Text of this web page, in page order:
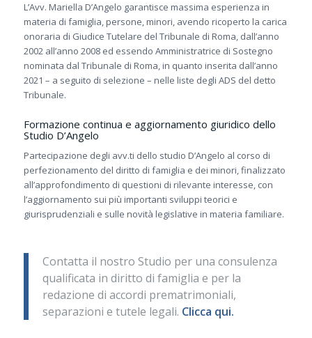
L’Avv. Mariella D’Angelo garantisce massima esperienza in
materia di famiglia, persone, minori, avendo ricoperto la carica
onoraria di Giudice Tutelare del Tribunale di Roma, dall’anno
2002 all’anno 2008 ed essendo Amministratrice di Sostegno
nominata dal Tribunale di Roma, in quanto inserita dall’anno
2021 – a seguito di selezione – nelle liste degli ADS del detto
Tribunale.
Formazione continua e aggiornamento giuridico dello
Studio D’Angelo
Partecipazione degli avv.ti dello studio D’Angelo al corso di
perfezionamento del diritto di famiglia e dei minori, finalizzato
all’approfondimento di questioni di rilevante interesse, con
l’aggiornamento sui più importanti sviluppi teorici e
giurisprudenziali e sulle novità legislative in materia familiare.
Contatta il nostro Studio per una consulenza
qualificata in diritto di famiglia e per la
redazione di accordi prematrimoniali,
separazioni e tutele legali. Clicca qui.